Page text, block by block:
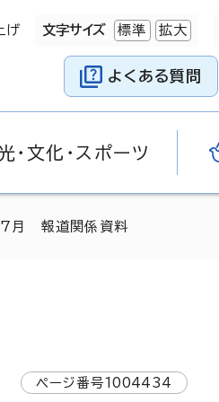
げ 文字サイズ 標準 拡大
よくある質問
・文化・スポーツ
報道関係資料
ページ番号1004434